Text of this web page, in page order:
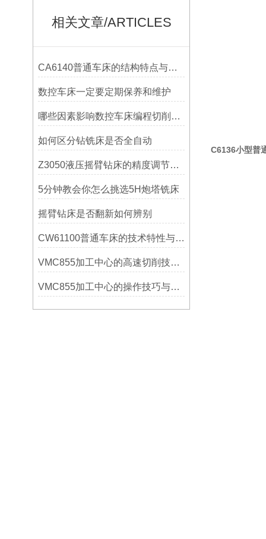
相关文章/ARTICLES
CA6140普通车床的结构特点与工作原理解析
数控车床一定要定期保养和维护
哪些因素影响数控车床编程切削量？
如何区分钻铣床是否全自动
Z3050液压摇臂钻床的精度调节与稳定性提升
5分钟教会你怎么挑选5H炮塔铣床
摇臂钻床是否翻新如何辨别
CW61100普通车床的技术特性与操作优势
VMC855加工中心的高速切削技术介绍
VMC855加工中心的操作技巧与维护指南
C6136小型普